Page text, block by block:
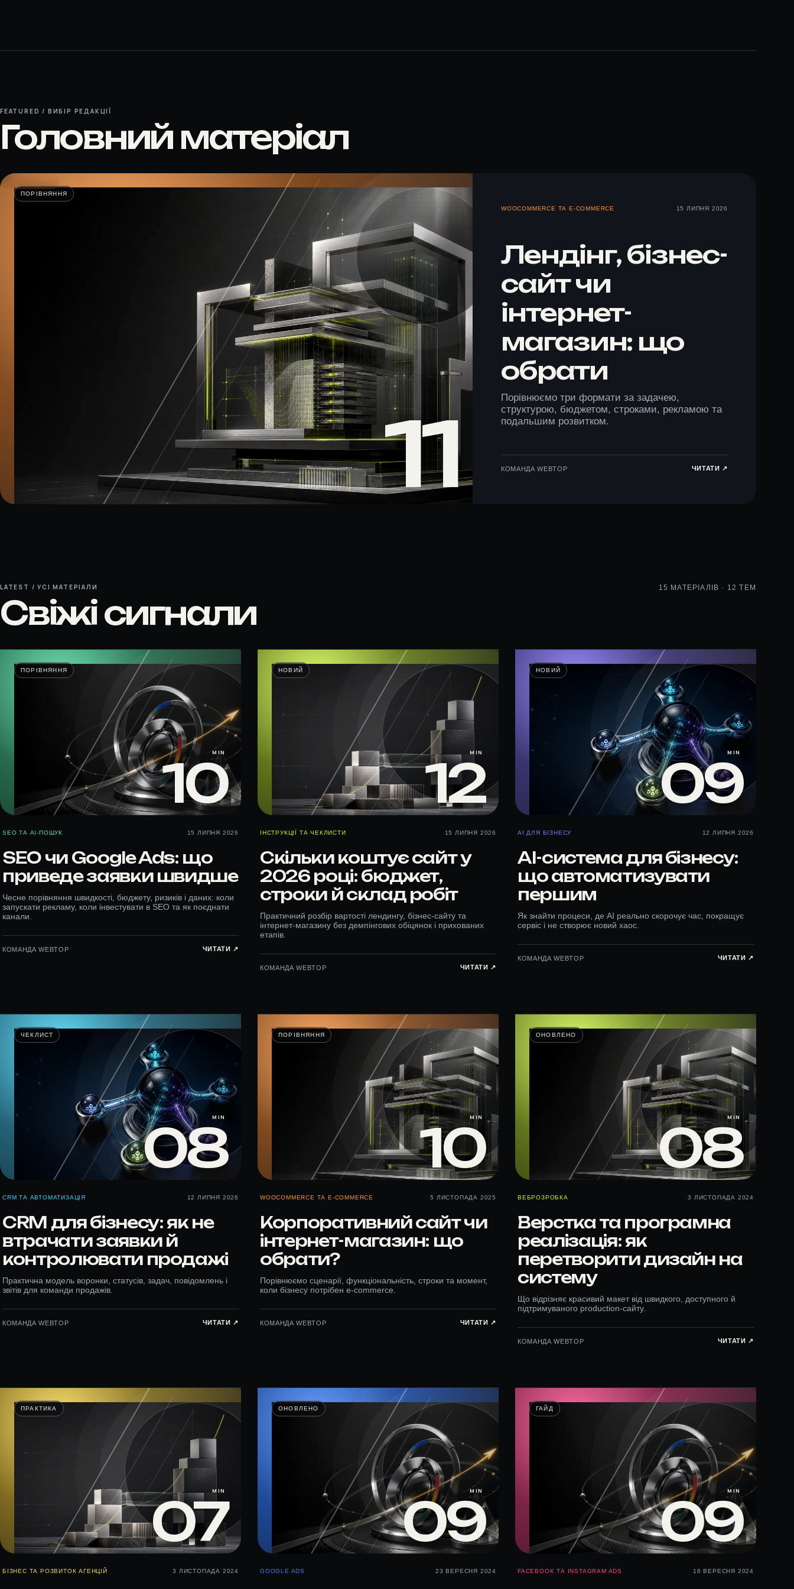
FEATURED / ВИБІР РЕДАКЦІЇ
Головний матеріал
ПОРІВНЯННЯ
11
WOOCOMMERCE ТА E-COMMERCE 15 ЛИПНЯ 2026
Лендінг, бізнес-
сайт чи
інтернет-
магазин: що
обрати
Порівнюємо три формати за задачею,
структурою, бюджетом, строками, рекламою та
подальшим розвитком.
КОМАНДА WEBTOP ЧИТАТИ ↗︎
LATEST / УСІ МАТЕРІАЛИ
Свіжі сигнали
15 МАТЕРІАЛІВ · 12 ТЕМ
ПОРІВНЯННЯ
10
MIN
SEO ТА AI-ПОШУК 15 ЛИПНЯ 2026
SEO чи Google Ads: що
приведе заявки швидше
Чесне порівняння швидкості, бюджету, ризиків і даних: коли
запускати рекламу, коли інвестувати в SEO та як поєднати
канали.
КОМАНДА WEBTOP ЧИТАТИ ↗︎
НОВИЙ
12
MIN
ІНСТРУКЦІЇ ТА ЧЕКЛИСТИ 15 ЛИПНЯ 2026
Скільки коштує сайт у
2026 році: бюджет,
строки й склад робіт
Практичний розбір вартості лендингу, бізнес-сайту та
інтернет-магазину без демпінгових обіцянок і прихованих
етапів.
КОМАНДА WEBTOP ЧИТАТИ ↗︎
НОВИЙ
09
MIN
AI ДЛЯ БІЗНЕСУ 12 ЛИПНЯ 2026
AI-система для бізнесу:
що автоматизувати
першим
Як знайти процеси, де AI реально скорочує час, покращує
сервіс і не створює новий хаос.
КОМАНДА WEBTOP ЧИТАТИ ↗︎
ЧЕКЛИСТ
08
MIN
CRM ТА АВТОМАТИЗАЦІЯ 12 ЛИПНЯ 2026
CRM для бізнесу: як не
втрачати заявки й
контролювати продажі
Практична модель воронки, статусів, задач, повідомлень і
звітів для команди продажів.
КОМАНДА WEBTOP ЧИТАТИ ↗︎
ПОРІВНЯННЯ
10
MIN
WOOCOMMERCE ТА E-COMMERCE 5 ЛИСТОПАДА 2025
Корпоративний сайт чи
інтернет-магазин: що
обрати?
Порівнюємо сценарії, функціональність, строки та момент,
коли бізнесу потрібен e-commerce.
КОМАНДА WEBTOP ЧИТАТИ ↗︎
ОНОВЛЕНО
08
MIN
ВЕБРОЗРОБКА 3 ЛИСТОПАДА 2024
Верстка та програмна
реалізація: як
перетворити дизайн на
систему
Що відрізняє красивий макет від швидкого, доступного й
підтримуваного production-сайту.
КОМАНДА WEBTOP ЧИТАТИ ↗︎
ПРАКТИКА
07
MIN
БІЗНЕС ТА РОЗВИТОК АГЕНЦІЙ 3 ЛИСТОПАДА 2024
ОНОВЛЕНО
09
MIN
GOOGLE ADS 23 ВЕРЕСНЯ 2024
ГАЙД
09
MIN
FACEBOOK ТА INSTAGRAM ADS 16 ВЕРЕСНЯ 2024